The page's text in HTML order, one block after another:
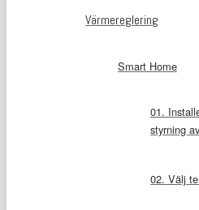
Värmereglering
Smart Home
01.
styrning
02. Välj